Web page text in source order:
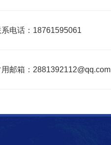
系电话：18761595061
用邮箱：2881392112@qq.com